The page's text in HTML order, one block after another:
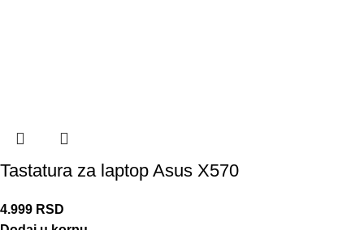
Tastatura za laptop Asus X570
4.999 RSD